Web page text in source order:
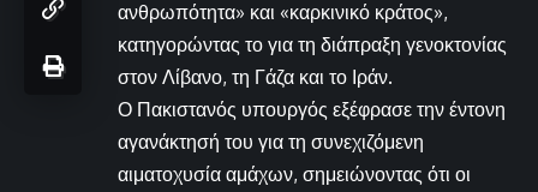
ανθρωπότητα» και «καρκινικό κράτος»,
κατηγορώντας το για τη διάπραξη γενοκτονίας
στον Λίβανο, τη Γάζα και το Ιράν.
Ο Πακιστανός υπουργός εξέφρασε την έντονη
αγανάκτησή του για τη συνεχιζόμενη
αιματοχυσία αμάχων, σημειώνοντας ότι οι